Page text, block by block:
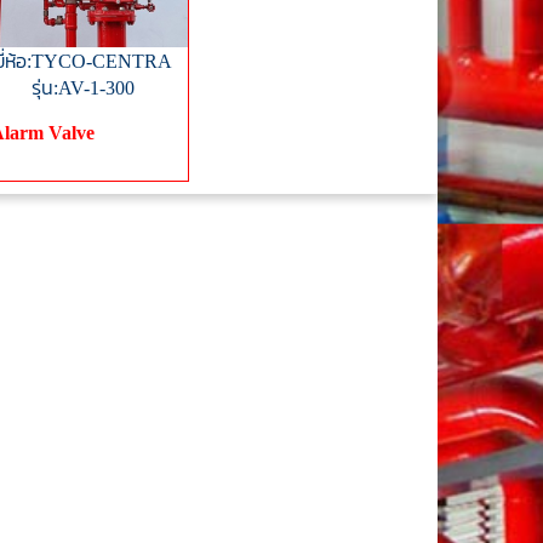
อ:TYCO-CENTRA
รุ่น:AV-1-300
Valve